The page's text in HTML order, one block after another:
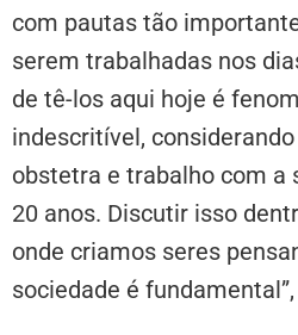
com pautas tão
serem trabalhadas nos
de tê-los aqui hoje é
indescritível,
obstetra e trabalho com a
20 anos. Discutir isso
onde criamos seres
sociedade é